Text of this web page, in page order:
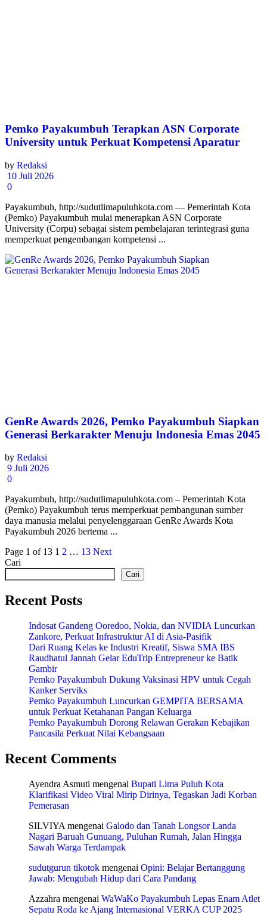
Pemko Payakumbuh Terapkan ASN Corporate
University untuk Perkuat Kompetensi Aparatur
by Redaksi
10 Juli 2026
0
Payakumbuh, http://sudutlimapuluhkota.com — Pemerintah Kota
(Pemko) Payakumbuh mulai menerapkan ASN Corporate
University (Corpu) sebagai sistem pembelajaran terintegrasi guna
memperkuat pengembangan kompetensi ...
GenRe Awards 2026, Pemko Payakumbuh Siapkan
Generasi Berkarakter Menuju Indonesia Emas 2045
by Redaksi
9 Juli 2026
0
Payakumbuh, http://sudutlimapuluhkota.com – Pemerintah Kota
(Pemko) Payakumbuh terus memperkuat pembangunan sumber
daya manusia melalui penyelenggaraan GenRe Awards Kota
Payakumbuh 2026 bertema ...
Page 1 of 13 1 2 … 13 Next
Cari
Cari
Recent Posts
Indosat Gandeng Ooredoo, Nokia, dan NVIDIA Luncurkan
Zankore, Perkuat Infrastruktur AI di Asia-Pasifik
Dari Ruang Kelas ke Industri Kreatif, Siswa SMA IBS
Raudhatul Jannah Gelar EduTrip Entrepreneur ke Batik
Gambir
Pemko Payakumbuh Dukung Vaksinasi HPV untuk Cegah
Kanker Serviks
Pemko Payakumbuh Luncurkan GEMPITA BERSAMA
untuk Perkuat Ketahanan Pangan Keluarga
Pemko Payakumbuh Dorong Relawan Gerakan Kebajikan
Pancasila Perkuat Nilai Kebangsaan
Recent Comments
Ayendra Asmuti mengenai Bupati Lima Puluh Kota
Klarifikasi Video Viral Mirip Dirinya, Tegaskan Jadi Korban
Pemerasan
SILVIYA mengenai Galodo dan Tanah Longsor Landa
Nagari Baruah Gunuang, Puluhan Rumah, Jalan Hingga
Sawah Warga Terdampak
sudutgurun tikotok mengenai Opini: Belajar Bertanggung
Jawab: Mengubah Hidup dari Cara Pandang
Azzahra mengenai WaWaKo Payakumbuh Lepas Enam Atlet
Sepatu Roda ke Ajang Internasional VERKA CUP 2025